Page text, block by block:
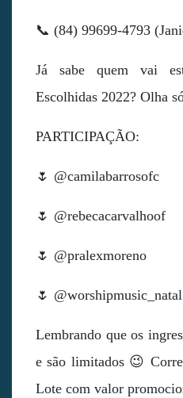
📞 (84) 99699-4793
Já sabe quem vai
Escolhidas 2022? Olha só
PARTICIPAÇÃO:
🌷 @camilabarrosofc
🌷 @rebecacarvalhoof
🌷 @pralexmoreno
🌷 @worshipmusic_natal
Lembrando que os
e são limitados 😉
Lote com valor